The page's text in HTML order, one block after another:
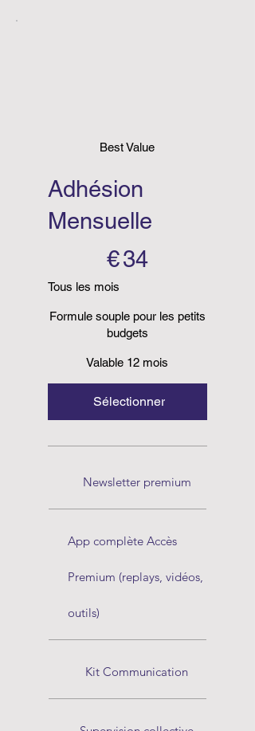
Best Value
Adhésion
Mensuelle
€34
Tous les mois
Formule souple pour les petits
budgets
Valable 12 mois
Sélectionner
Newsletter premium
App complète Accès
Premium (replays, vidéos,
outils)
Kit Communication